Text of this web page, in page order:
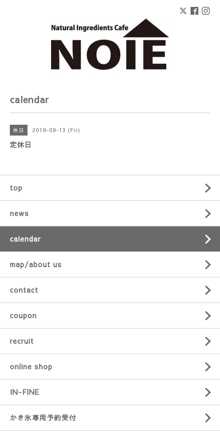
calendar
休日 2019-09-13 (Fri)
定休日
top
news
calendar
map/about us
contact
coupon
recruit
online shop
IN-FINE
かき氷専用予約受付